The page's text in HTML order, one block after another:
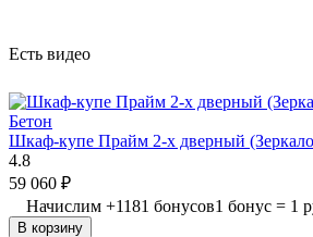
Есть видео
Шкаф-купе Прайм 2-х дверный
4.8
59 060 ₽
Начислим +1181 бонусов1 бонус = 1
В корзину